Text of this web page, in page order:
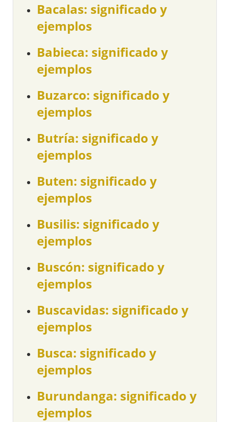
Bacalas: significado y
ejemplos
Babieca: significado y
ejemplos
Buzarco: significado y
ejemplos
Butría: significado y
ejemplos
Buten: significado y
ejemplos
Busilis: significado y
ejemplos
Buscón: significado y
ejemplos
Buscavidas: significado y
ejemplos
Busca: significado y
ejemplos
Burundanga: significado y
ejemplos